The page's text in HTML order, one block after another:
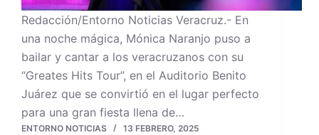
Redacción/Entorno Noticias Veracruz.- En
una noche mágica, Mónica Naranjo puso a
bailar y cantar a los veracruzanos con su
“Greates Hits Tour”, en el Auditorio Benito
Juárez que se convirtió en el lugar perfecto
para una gran fiesta llena de…
ENTORNO NOTICIAS 13 FEBRERO, 2025